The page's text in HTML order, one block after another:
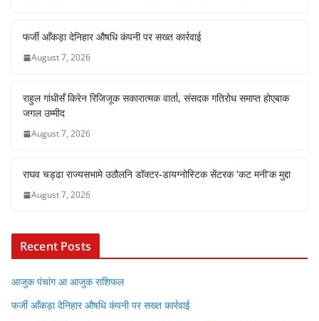
फर्जी आँकड़ा देनिहार औषधि कंपनी पर सख्त कार्रवाई
August 7, 2026
राहुल गांधीसँ किरेन रिजिजूक सकारात्मक वार्ता, संसदक गतिरोध समाप्त होएबाक
जगल उम्मीद
August 7, 2026
राघव चड्ढा राज्यसभामे उठौलनि डॉक्टर-डायग्नोस्टिक सेंटरक ‘कट मनी’क मुद्दा
August 7, 2026
Recent Posts
आजुक पंचांग आ आजुक राशिफल
फर्जी आँकड़ा देनिहार औषधि कंपनी पर सख्त कार्रवाई